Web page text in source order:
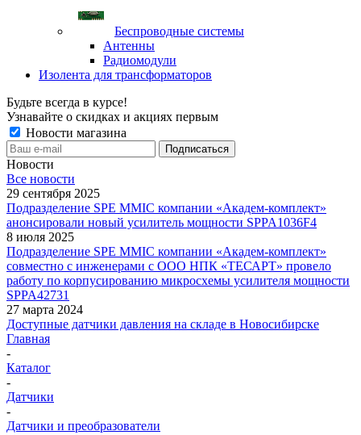
Беспроводные системы
Антенны
Радиомодули
Изолента для трансформаторов
Будьте всегда в курсе!
Узнавайте о скидках и акциях первым
Новости магазина
Новости
Все новости
29 сентября 2025
Подразделение SPE MMIC компании «Академ-комплект»
анонсировали новый усилитель мощности SPPA1036F4
8 июля 2025
Подразделение SPE MMIC компании «Академ-комплект»
совместно с инженерами с ООО НПК «ТЕСАРТ» провело
работу по корпусированию микросхемы усилителя мощности
SPPA42731
27 марта 2024
Доступные датчики давления на складе в Новосибирске
Главная
-
Каталог
-
Датчики
-
Датчики и преобразователи